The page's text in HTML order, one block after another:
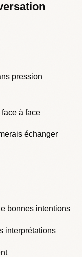
pression
à face
échanger
bonnes intentions
interprétations